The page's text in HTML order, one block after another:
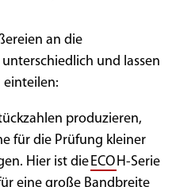
an die
und lassen
einteilen:
produzieren,
für die Prüfung kleiner
Hier ist dieECOH-Serie
eine große Bandbreite